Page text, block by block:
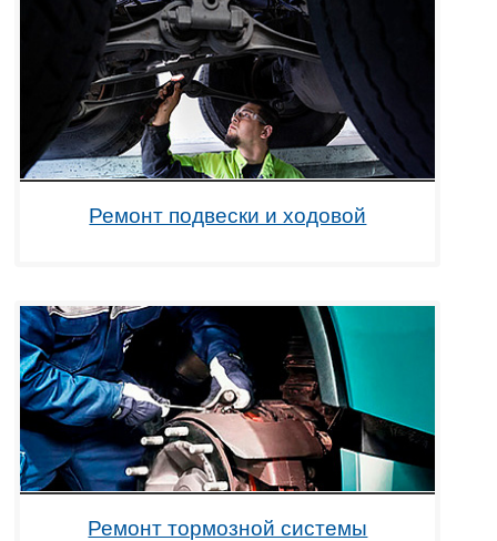
Ремонт подвески и ходовой
Ремонт тормозной системы